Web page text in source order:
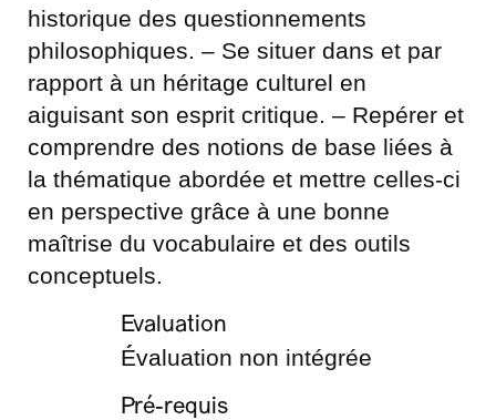
historique des questionnements
philosophiques. – Se situer dans et par
rapport à un héritage culturel en
aiguisant son esprit critique. – Repérer et
comprendre des notions de base liées à
la thématique abordée et mettre celles-ci
en perspective grâce à une bonne
maîtrise du vocabulaire et des outils
conceptuels.
Evaluation
É́valuation non intégrée
Pré-requis